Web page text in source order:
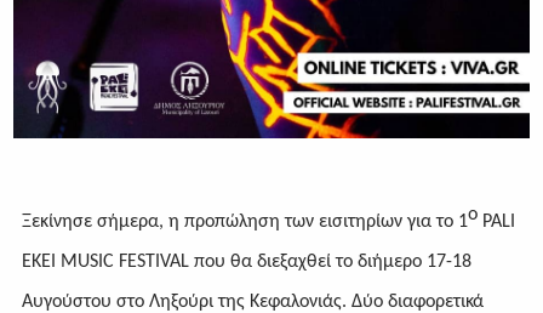
Ξεκίνησε σήμερα, η προπώληση των εισιτηρίων για το 1ο PALI
EKEI MUSIC FESTIVALπου θα διεξαχθεί το διήμερο 17-18
Αυγούστου στο Ληξούρι της Κεφαλονιάς. Δύο διαφορετικά